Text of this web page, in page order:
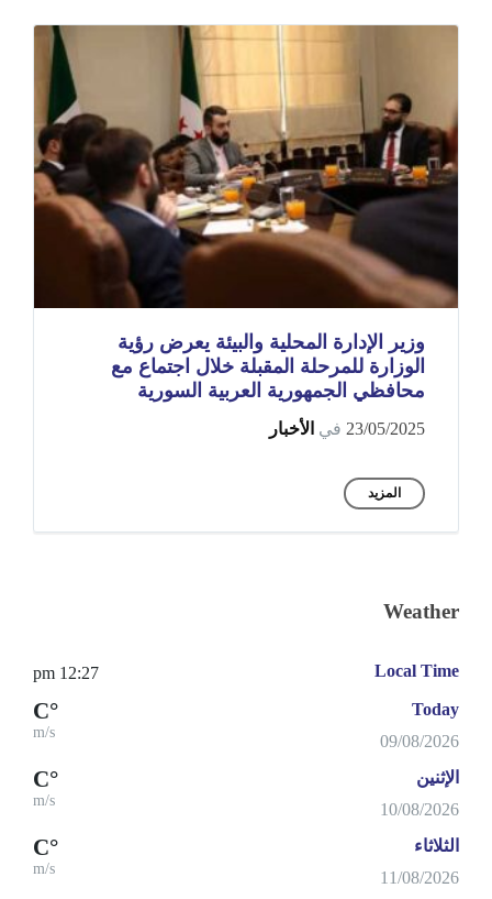
وزير الإدارة المحلية والبيئة يعرض رؤية
الوزارة للمرحلة المقبلة خلال اجتماع مع
محافظي الجمهورية العربية السورية
23/05/2025 في الأخبار
المزيد
Weather
Local Time
12:27 pm
Today
09/08/2026
°C
m/s
الإثنين
10/08/2026
°C
m/s
الثلاثاء
11/08/2026
°C
m/s